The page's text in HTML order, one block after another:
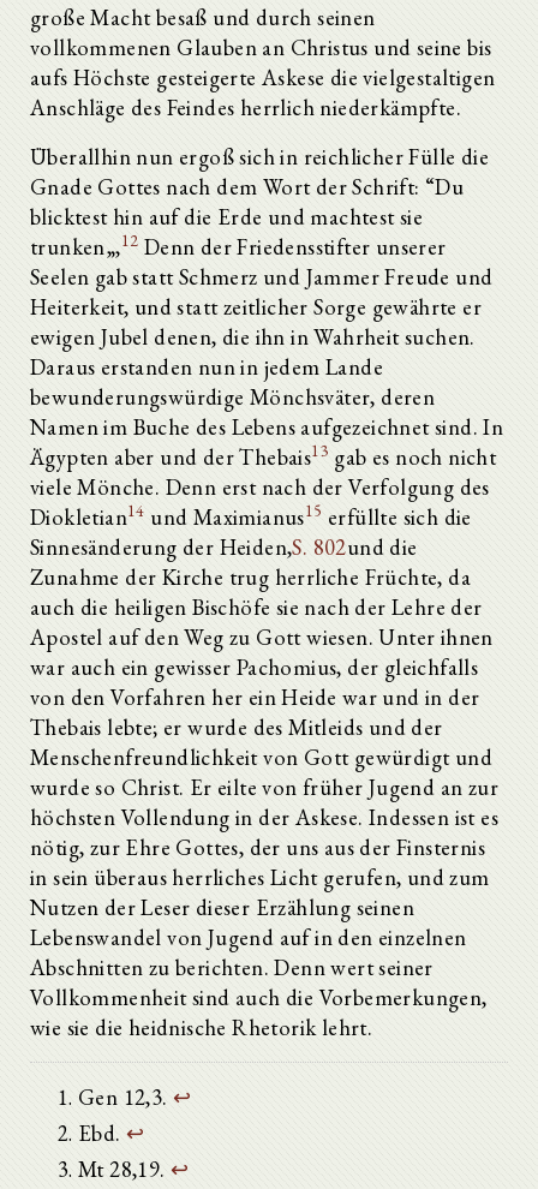
große Macht besaß und durch seinen
vollkommenen Glauben an Christus und seine bis
aufs Höchste gesteigerte Askese die vielgestaltigen
Anschläge des Feindes herrlich niederkämpfte.
Überallhin nun ergoß sich in reichlicher Fülle die
Gnade Gottes nach dem Wort der Schrift: “Du
blicktest hin auf die Erde und machtest sie
trunken„,12 Denn der Friedensstifter unserer
Seelen gab statt Schmerz und Jammer Freude und
Heiterkeit, und statt zeitlicher Sorge gewährte er
ewigen Jubel denen, die ihn in Wahrheit suchen.
Daraus erstanden nun in jedem Lande
bewunderungswürdige Mönchsväter, deren
Namen im Buche des Lebens aufgezeichnet sind. In
Ägypten aber und der Thebais13 gab es noch nicht
viele Mönche. Denn erst nach der Verfolgung des
Diokletian14 und Maximianus15 erfüllte sich die
Sinnesänderung der Heiden,S. 802und die
Zunahme der Kirche trug herrliche Früchte, da
auch die heiligen Bischöfe sie nach der Lehre der
Apostel auf den Weg zu Gott wiesen. Unter ihnen
war auch ein gewisser Pachomius, der gleichfalls
von den Vorfahren her ein Heide war und in der
Thebais lebte; er wurde des Mitleids und der
Menschenfreundlichkeit von Gott gewürdigt und
wurde so Christ. Er eilte von früher Jugend an zur
höchsten Vollendung in der Askese. Indessen ist es
nötig, zur Ehre Gottes, der uns aus der Finsternis
in sein überaus herrliches Licht gerufen, und zum
Nutzen der Leser dieser Erzählung seinen
Lebenswandel von Jugend auf in den einzelnen
Abschnitten zu berichten. Denn wert seiner
Vollkommenheit sind auch die Vorbemerkungen,
wie sie die heidnische Rhetorik lehrt.
Gen 12,3. ↩
Ebd. ↩
Mt 28,19. ↩